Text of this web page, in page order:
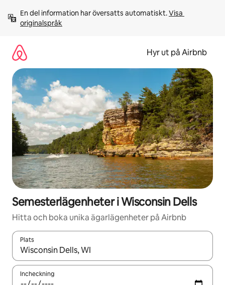
innehåll
En del information har översatts automatiskt. Visa
originalspråk
Hyr ut på Airbnb
Semesterlägenheter i Wisconsin Dells
Hitta och boka unika ägarlägenheter på Airbnb
Plats
När resultaten är tillgängliga kan du navigera med upp- och
Incheckning